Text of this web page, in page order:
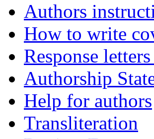
Authors
How to write
Response
Authorship
Help for authors
Transliteration